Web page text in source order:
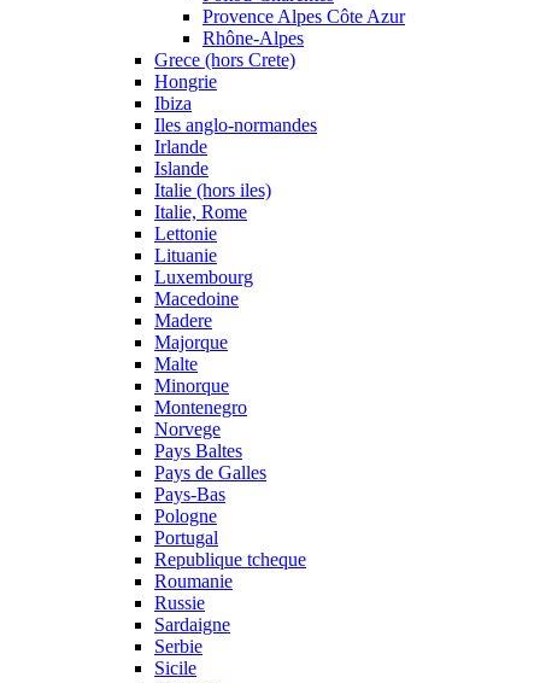
Provence Alpes Côte Azur
Rhône-Alpes
Grece (hors Crete)
Hongrie
Ibiza
Iles anglo-normandes
Irlande
Islande
Italie (hors iles)
Italie, Rome
Lettonie
Lituanie
Luxembourg
Macedoine
Madere
Majorque
Malte
Minorque
Montenegro
Norvege
Pays Baltes
Pays de Galles
Pays-Bas
Pologne
Portugal
Republique tcheque
Roumanie
Russie
Sardaigne
Serbie
Sicile